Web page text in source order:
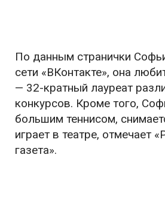
По данным странички
сети «ВКонтакте», она
— 32-кратный лауреат
конкурсов. Кроме того,
большим теннисом,
играет в театре, отмечает
газета».